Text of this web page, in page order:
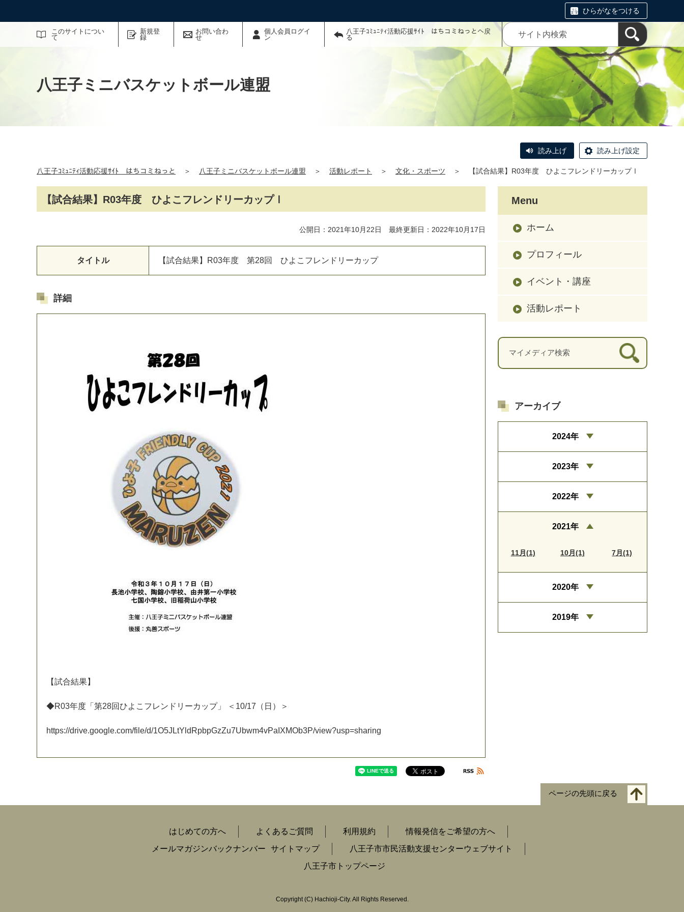
ひらがなをつける
このサイトについ
て
新規登
録
お問い合わ
せ
個人会員ログイ
ン
八王子ｺﾐｭﾆﾃｨ活動応援ｻｲﾄ はちコミねっとへ戻
る
サイト内検索
八王子ミニバスケットボール連盟
読み上げ 読み上げ設定
八王子ｺﾐｭﾆﾃｨ活動応援ｻｲﾄ はちコミねっと ＞ 八王子ミニバスケットボール連盟 ＞ 活動レポート ＞ 文化・スポーツ ＞ 【試合結果】R03年度 ひよこフレンドリーカップⅠ
【試合結果】R03年度 ひよこフレンドリーカップⅠ
公開日：2021年10月22日 最終更新日：2022年10月17日
タイトル 【試合結果】 R03年度 第28回 ひよ こ フ レ ン ド リ ーカ ップ
詳細
【試合結果】
◆R03年度 「 第28回 ひよ こ フ レ ン ド リ ーカ ップ」 ＜ 10/17 （ 日 ） ＞
https://drive.goog e.com/fi e/d/1O5J LtY d RpbpGzZu7Ubwm4vPa XMOb3P/view?usp=sharing
Menu
ホーム
プロフィール
イベント・講座
活動レポート
アーカイブ
2024年
2023年
2022年
2021年
11月(1) 10月(1) 7月(1)
2020年
2019年
ページの先頭に戻る
はじめての方へ よくあるご質問 利用規約
情報発信をご希望の方へ
メールマガジンバックナンバー
サイトマップ
八王子市市民活動支援センターウェブサイト
八王子市トップページ
Copyright(C) Hachioji-City. All Rights Reserved.